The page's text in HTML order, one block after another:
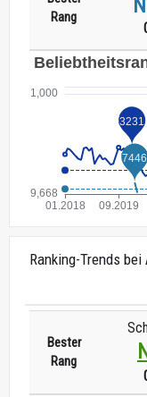
Rang
Ranking-Trends
Bester
Rang